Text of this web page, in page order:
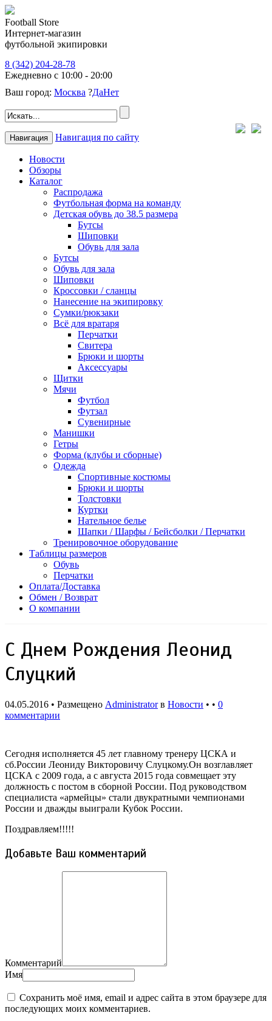
Football Store
Интернет-магазин
футбольной экипировки
8 (342) 204-28-78
Ежедневно с 10:00 - 20:00
Ваш город: Москва ?ДаНет
Навигация Навигация по сайту
Новости
Обзоры
Каталог
Распродажа
Футбольная форма на команду
Детская обувь до 38.5 размера
Бутсы
Шиповки
Обувь для зала
Бутсы
Обувь для зала
Шиповки
Кроссовки / сланцы
Нанесение на экипировку
Сумки/рюкзаки
Всё для вратаря
Перчатки
Cвитера
Брюки и шорты
Аксессуары
Щитки
Мячи
Футбол
Футзал
Сувенирные
Манишки
Гетры
Форма (клубы и сборные)
Одежда
Спортивные костюмы
Брюки и шорты
Толстовки
Куртки
Нательное белье
Шапки / Шарфы / Бейсболки / Перчатки
Тренировочное оборудование
Таблицы размеров
Обувь
Перчатки
Оплата/Доставка
Обмен / Возврат
О компании
С Днем Рождения Леонид
Слуцкий
04.05.2016 • Размещено Administratorв Новости • • 0
комментарии
Сегодня исполняется 45 лет главному тренеру ЦСКА и
сб.России Леониду Викторовичу Слуцкому.Он возглавляет
ЦСКА с 2009 года, а с августа 2015 года совмещает эту
должность с постом в сборной России. Под руководством
специалиста «армейцы» стали двукратными чемпионами
России и дважды выиграли Кубок России.
Поздравляем!!!!!
Добавьте Ваш комментарий
Комментарий
Имя
Сохранить моё имя, email и адрес сайта в этом браузере для
последующих моих комментариев.